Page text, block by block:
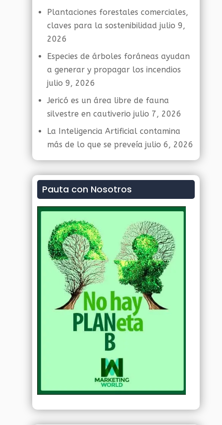
Plantaciones forestales comerciales,
claves para la sostenibilidad julio 9,
2026
Especies de árboles foráneas ayudan
a generar y propagar los incendios
julio 9, 2026
Jericó es un área libre de fauna
silvestre en cautiverio julio 7, 2026
La Inteligencia Artificial contamina
más de lo que se preveía julio 6, 2026
Pauta con Nosotros